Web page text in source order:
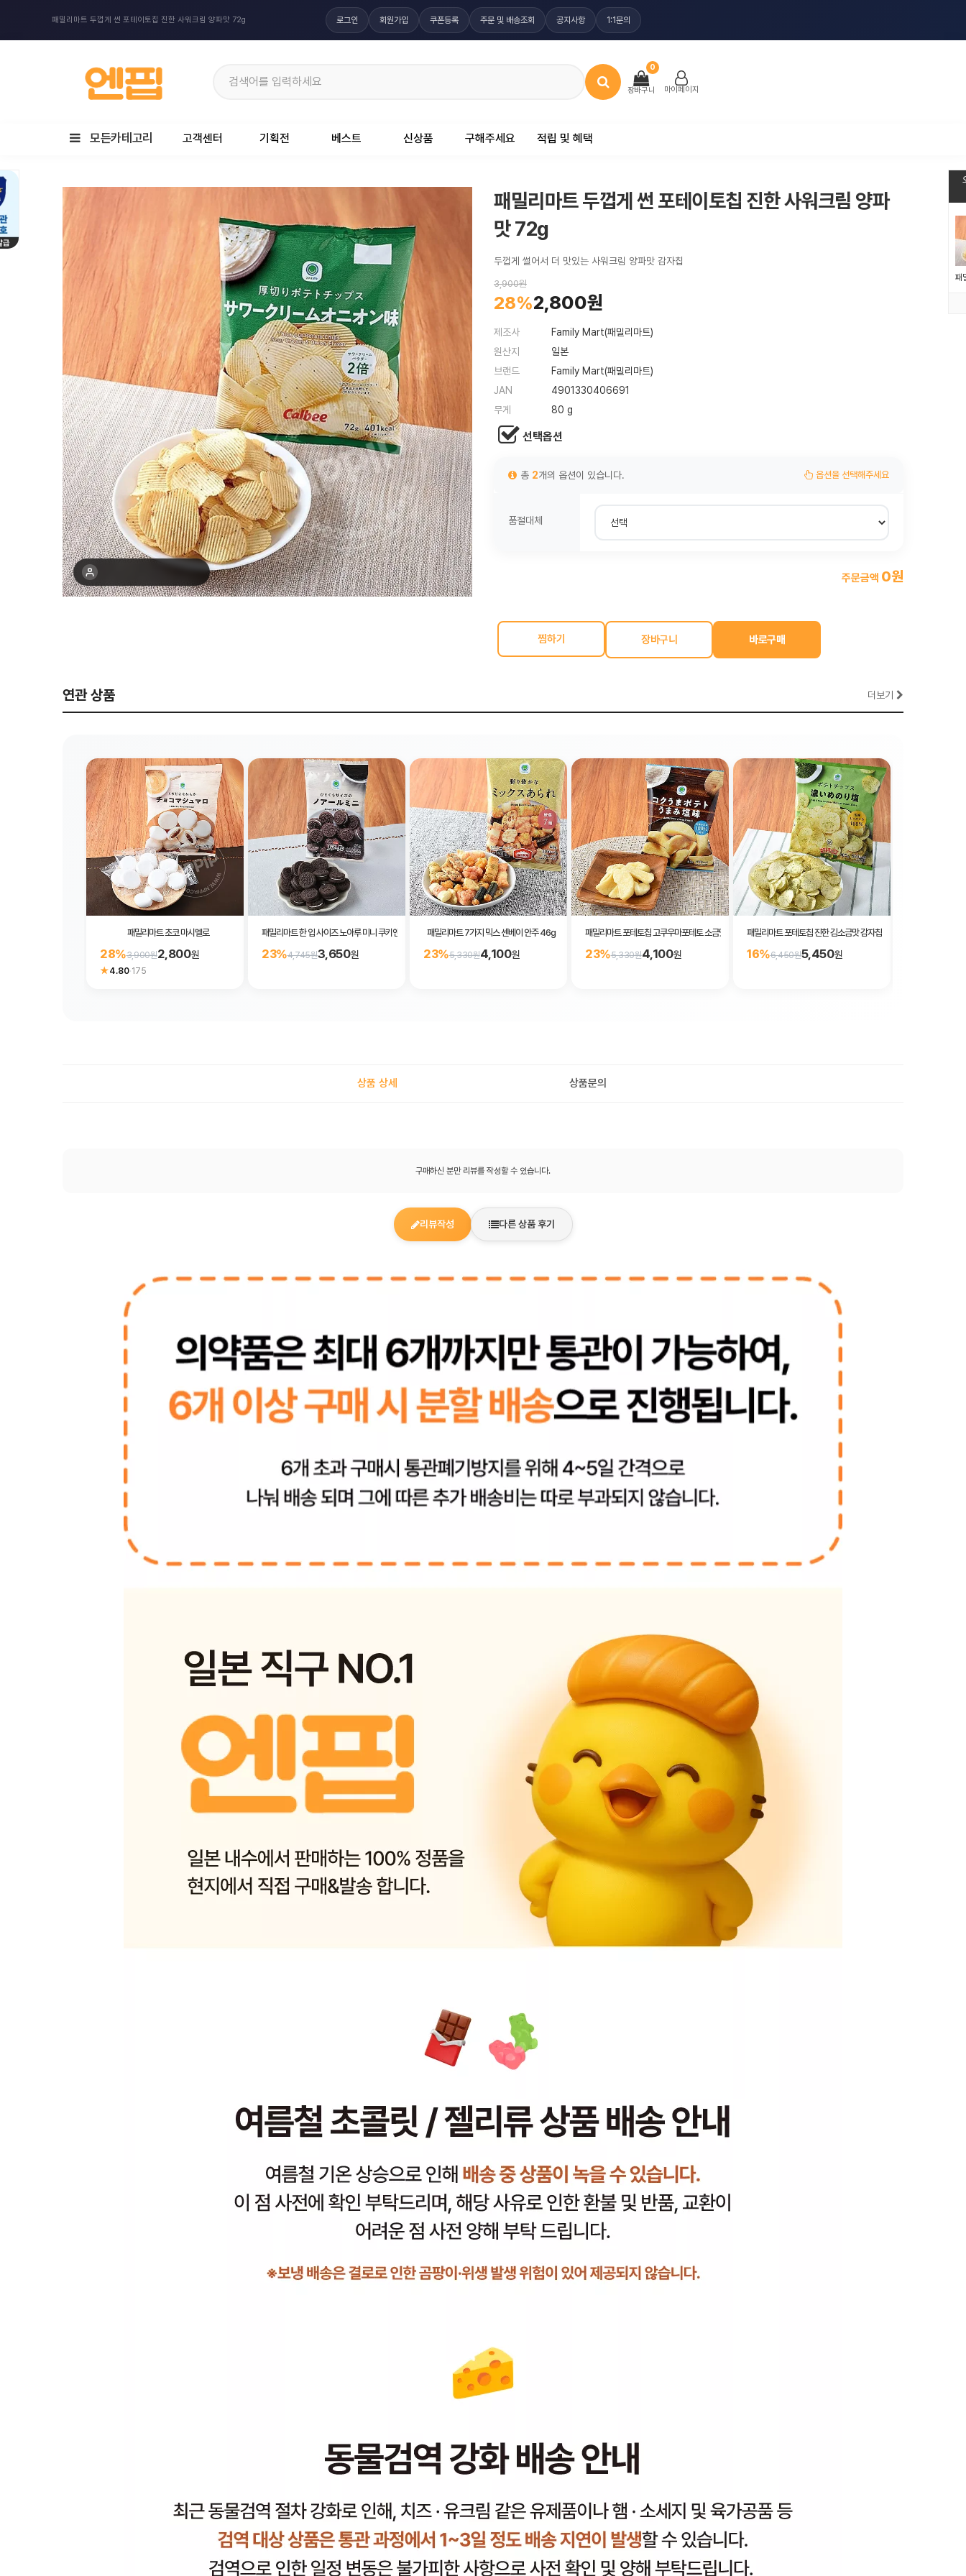
패밀리마트 두껍게 썬 포테이토칩 진한 사워크림 양파맛 72g 로그인 회원가입 쿠폰등록 주문 및 배송조회 공지사항 1:1문의
장바구니
0
마이페이지
모든카테고리 고객센터 기획전 베스트 신상품 구해주세요 적립 및 혜택
패밀리마트 두껍게 썬 포테이토칩 진한 사워크림 양파
맛 72g
두껍게 썰어서 더 맛있는 사워크림 양파맛 감자칩
3,900원
28%2,800원
제조사
Family Mart(패밀리마트)
원산지
일본
브랜드
Family Mart(패밀리마트)
JAN
4901330406691
무게
80 g
선택옵션
총 2개의 옵션이 있습니다. 옵션을 선택해주세요
품절대체
주문금액 0원
찜하기
연관 상품 더보기
패밀리마트 초코 마시멜로
28%3,900원2,800원
★4.80·175
패밀리마트 한 입 사이즈 노아루 미니 쿠키앤크림 68g
23%4,745원3,650원
패밀리마트 7가지 믹스 센베이 안주 46g
23%5,330원4,100원
패밀리마트 포테토칩 고쿠우마포테토 소금맛 감자 과자 42g
23%5,330원4,100원
패밀리마트 포테토칩 진한 김소금맛 감자칩 대용량 125g
16%6,450원5,450원
상품 상세 상품문의
구매하신 분만 리뷰를 작성할 수 있습니다.
리뷰작성 다른 상품 후기